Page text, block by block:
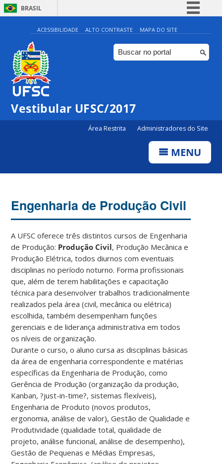
BRASIL
Simplifique!
Comunica BR
Participe
ACESSIBILIDADE ALTO CONTRASTE MAPA DO SITE
Vestibular UFSC/2017
Área Restrita Administradores do Site
MENU
Engenharia de Produção Civil
A UFSC oferece três distintos cursos de Engenharia
de Produção: Produção Civil, Produção Mecânica e
Produção Elétrica, todos diurnos com eventuais
disciplinas no período noturno. Forma profissionais
que, além de terem habilitações e capacitação
técnica para desenvolver trabalhos tradicionalmente
realizados pela área (civil, mecânica ou elétrica)
escolhida, também desempenham funções
gerenciais e de liderança administrativa em todos
os níveis de organização.
Durante o curso, o aluno cursa as disciplinas básicas
da área de engenharia correspondente e matérias
específicas da Engenharia de Produção, como
Gerência de Produção (organização da produção,
Kanban, ?just-in-time?, sistemas flexíveis),
Engenharia de Produto (novos produtos,
ergonomia, análise de valor), Gestão de Qualidade e
Produtividade (qualidade total, qualidade de
projeto, análise funcional, análise de desempenho),
Gestão de Pequenas e Médias Empresas,